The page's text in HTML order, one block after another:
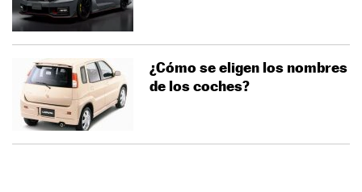
¿Cómo se eligen los nombres
de los coches?